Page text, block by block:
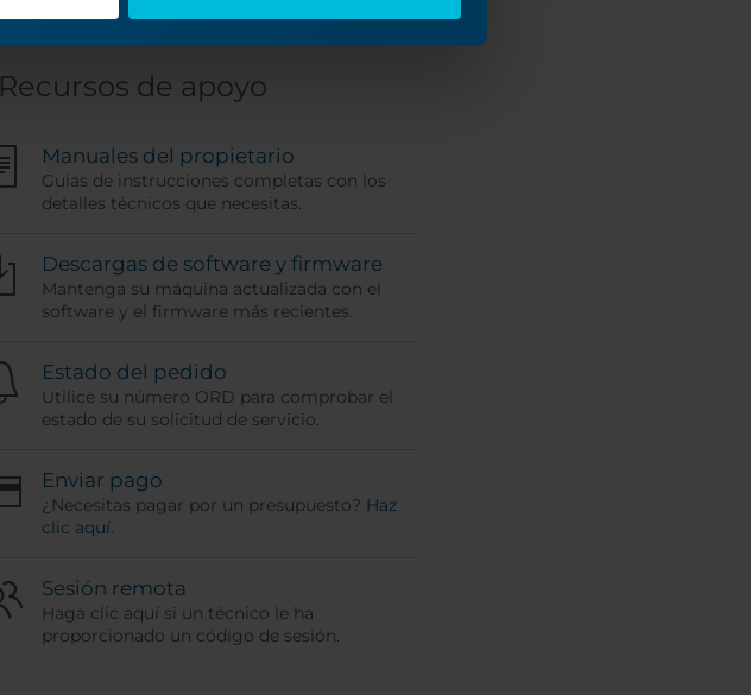
Recursos de apoyo
Manuales del propietario
Guías de instrucciones completas con los
detalles técnicos que necesitas.
Descargas de software y firmware
Mantenga su máquina actualizada con el
software y el firmware más recientes.
Estado del pedido
Utilice su número ORD para comprobar el
estado de su solicitud de servicio.
Enviar pago
¿Necesitas pagar por un presupuesto? Haz
clic aquí.
Sesión remota
Haga clic aquí si un técnico le ha
proporcionado un código de sesión.